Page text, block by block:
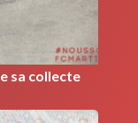
sa collecte